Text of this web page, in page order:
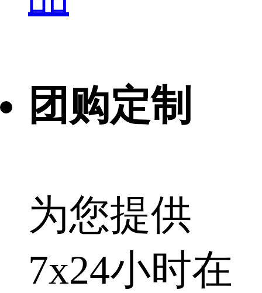
团购定制
为您提供
7x24小时在